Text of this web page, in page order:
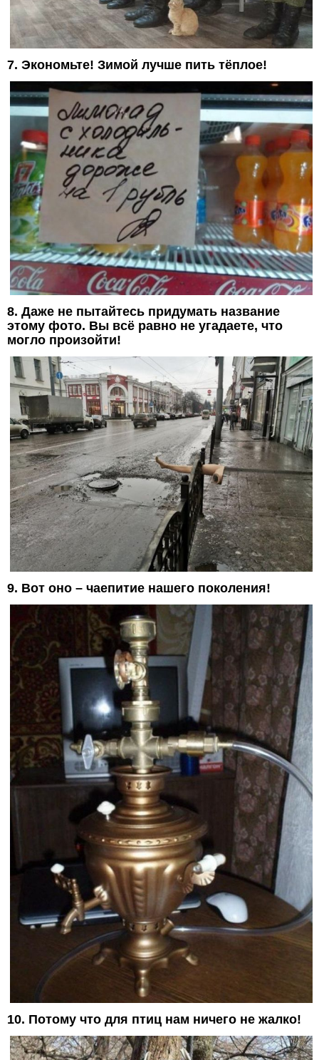
7. Экономьте! Зимой лучше пить тёплое!
8. Даже не пытайтесь придумать название
этому фото. Вы всё равно не угадаете, что
могло произойти!
9. Вот оно – чаепитие нашего поколения!
10. Потому что для птиц нам ничего не жалко!